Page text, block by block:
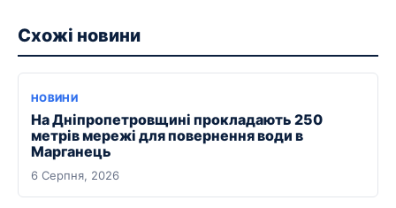
Схожі новини
НОВИНИ
На Дніпропетровщині прокладають 250
метрів мережі для повернення води в
Марганець
6 Серпня, 2026